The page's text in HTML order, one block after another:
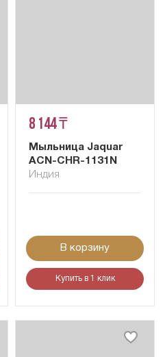
8 144 ₸
Мыльница Jaquar
ACN-CHR-1131N
Индия
В корзину
Купить в 1 клик